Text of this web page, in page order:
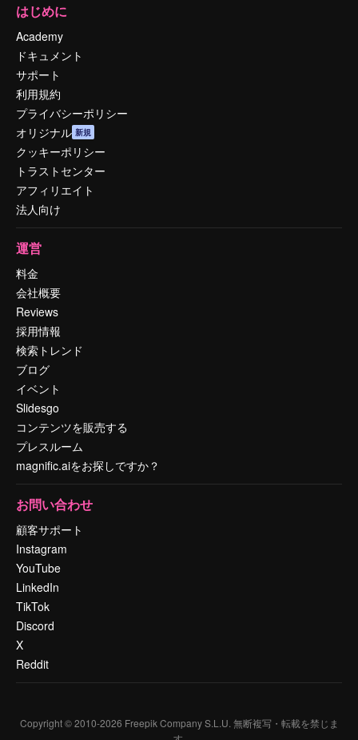
はじめに
Academy
ドキュメント
サポート
利用規約
プライバシーポリシー
オリジナル 新規
クッキーポリシー
トラストセンター
アフィリエイト
法人向け
運営
料金
会社概要
Reviews
採用情報
検索トレンド
ブログ
イベント
Slidesgo
コンテンツを販売する
プレスルーム
magnific.aiをお探しですか？
お問い合わせ
顧客サポート
Instagram
YouTube
LinkedIn
TikTok
Discord
X
Reddit
Copyright © 2010-2026 Freepik Company S.L.U. 無断複写・転載を禁じま